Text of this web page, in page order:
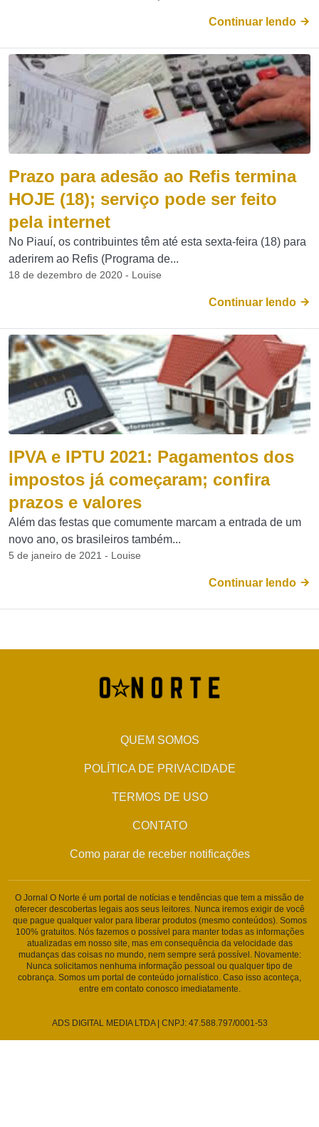
Continuar lendo
Prazo para adesão ao Refis termina
HOJE (18); serviço pode ser feito
pela internet
No Piauí, os contribuintes têm até esta sexta-feira (18) para
aderirem ao Refis (Programa de...
18 de dezembro de 2020 - Louise
Continuar lendo
IPVA e IPTU 2021: Pagamentos dos
impostos já começaram; confira
prazos e valores
Além das festas que comumente marcam a entrada de um
novo ano, os brasileiros também...
5 de janeiro de 2021 - Louise
Continuar lendo
QUEM SOMOS
POLÍTICA DE PRIVACIDADE
TERMOS DE USO
CONTATO
Como parar de receber notificações
O Jornal O Norte é um portal de notícias e tendências que tem a missão de
oferecer descobertas legais aos seus leitores. Nunca iremos exigir de você
que pague qualquer valor para liberar produtos (mesmo conteúdos). Somos
100% gratuitos. Nós fazemos o possível para manter todas as informações
atualizadas em nosso site, mas em consequência da velocidade das
mudanças das coisas no mundo, nem sempre será possível. Novamente:
Nunca solicitamos nenhuma informação pessoal ou qualquer tipo de
cobrança. Somos um portal de conteúdo jornalístico. Caso isso aconteça,
entre em contato conosco imediatamente.
ADS DIGITAL MEDIA LTDA | CNPJ: 47.588.797/0001-53